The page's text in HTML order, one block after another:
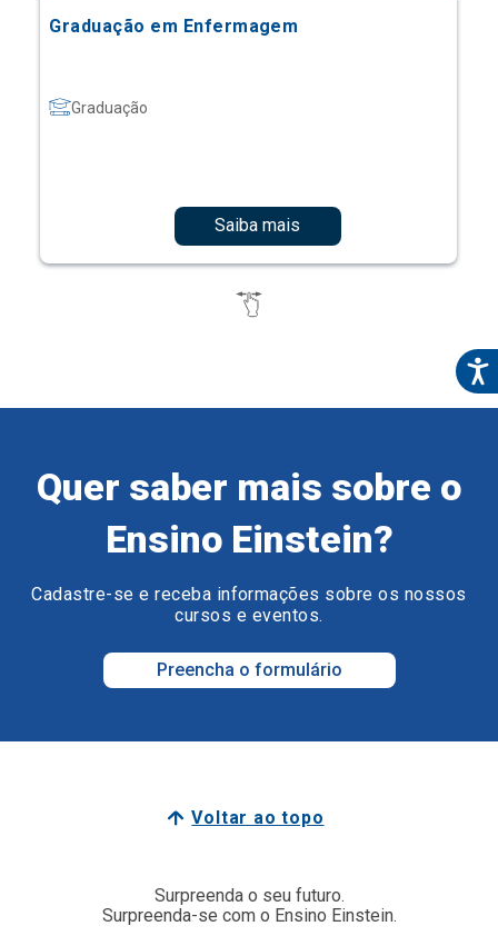
Graduação em Enfermagem
Graduação
Saiba mais
Quer saber mais sobre o
Ensino Einstein?
Cadastre-se e receba informações sobre os nossos
cursos e eventos.
Preencha o formulário
Voltar ao topo
Surpreenda o seu futuro.
Surpreenda-se com o Ensino Einstein.